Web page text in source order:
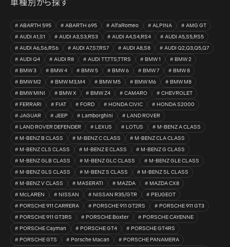
車種別から探す
ABARTH 595 ABARTH 695 AlfaRomeo ALPINA
AMG GT
AUDI A1,S1
AUDI A3,S3,RS3 AUDI A4,S4,RS4
AUDI A5,S5,RS5
AUDI A6,S6,RS6
AUDI A7,S7,RS7 AUDI A8,S8
AUDI Q2,Q3,Q5,Q7
AUDI Q4
AUDI R8 AUDI TT,TTS,TTRS BMW 1
BMW 2
BMW 3
BMW 4 BMW 5 BMW 6 BMW 7
BMW 8
BMW M2
BMW M3,M4 BMW M5 BMW M6
BMW M8
BMW MINI
BMW X BMW Z4 CAMARO
CHEVROLET
FERRARI
FIAT FORD HONDA CIVIC
HONDA S2000
JAGUAR
JEEP Lamborghini
LAND ROVER
LAND ROVER DEFENDER
LEXUS LOTUS
M-BENZ A CLASS
M-BENZ B CLASS
M-BENZ C CLASS
M-BENZ CLA CLASS
M-BENZ CLS CLASS
M-BENZ E CLASS
M-BENZ G CLASS
M-BENZ GLB CLASS
M-BENZ GLC CLASS
M-BENZ GLE CLASS
M-BENZ GLS CLASS
M-BENZ S CLASS
M-BENZ SL CLASS
M-BENZ V CLASS
MASERATI MAZDA
MAZDA CX8
McLAREN
NISSAN NISSAN R35/GTR
PEUGEOT
PORSCHE 911 CARRERA
PORSCHE 911 GT2RS
PORSCHE 911 GT3
PORSCHE 911 GT3RS
PORSCHE Boxter
PORSCHE CAYENNE
PORSCHE Cayman
PORSCHE GT4
PORSCHE GT4RS
PORSCHE GTS
Porsche Macan
PORSCHE PANAMERA